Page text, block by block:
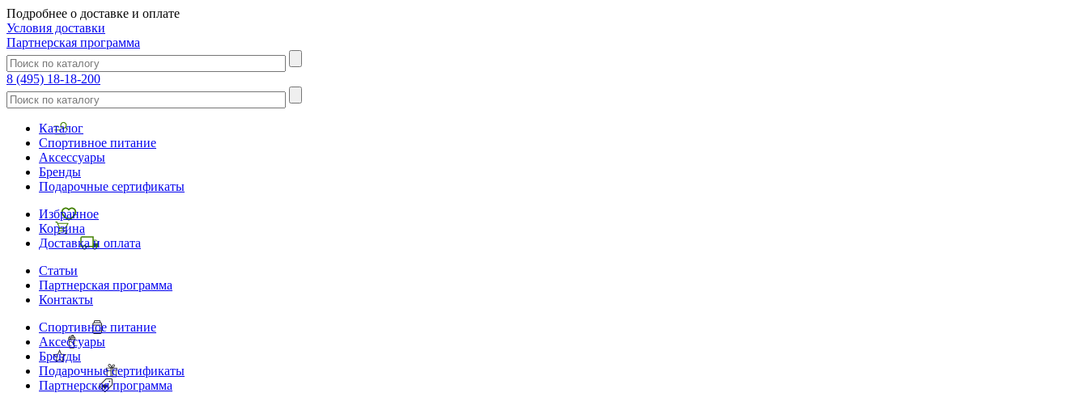
Подробнее о доставке и оплате
Условия доставки
Партнерская программа
8 (495) 18-18-200
Каталог
Спортивное питание
Аксессуары
Бренды
Подарочные сертификаты
Избранное
Корзина
Доставка и оплата
Статьи
Партнерская программа
Контакты
Спортивное питание
Аксессуары
Бренды
Подарочные сертификаты
Партнерская программа